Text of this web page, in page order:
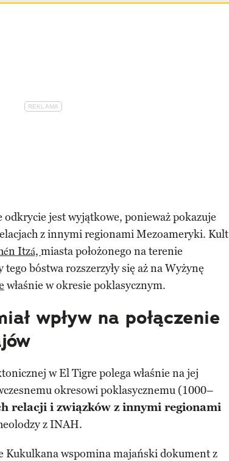
odkrycie jest wyjątkowe, ponieważ pokazuje
z innymi regionami Mezoameryki. Kult
Itzá, miasta położonego na terenie
bóstwa rozszerzyły się aż na Wyżynę
właśnie w okresie poklasycznym.
wpływ na połączenie
w El Tigre polega właśnie na jej
okresowi poklasycznemu (1000–
relacji i związków z innymi regionami
z INAH.
Kukulkana wspomina majański dokument z